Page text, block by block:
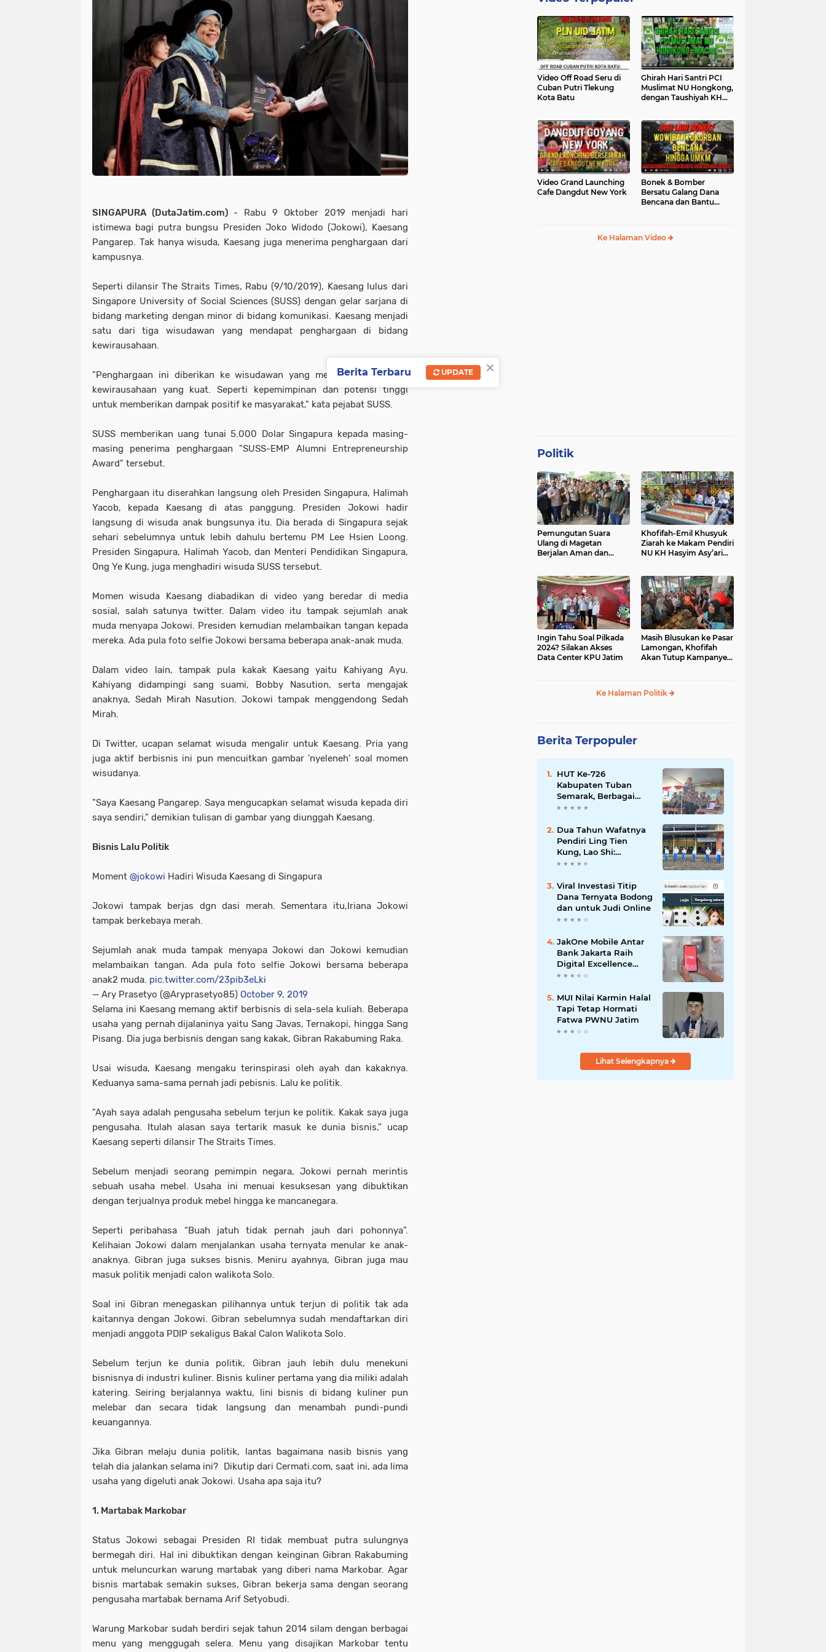
SINGAPURA (DutaJatim.com) - Rabu 9 Oktober 2019 menjadi hari
istimewa bagi putra bungsu Presiden Joko Widodo (Jokowi), Kaesang
Pangarep. Tak hanya wisuda, Kaesang juga menerima penghargaan dari
kampusnya.
Seperti dilansir The Straits Times, Rabu (9/10/2019), Kaesang lulus dari
Singapore University of Social Sciences (SUSS) dengan gelar sarjana di
bidang marketing dengan minor di bidang komunikasi. Kaesang menjadi
satu dari tiga wisudawan yang mendapat penghargaan di bidang
kewirausahaan.
"Penghargaan ini diberikan ke wisudawan yang menunjukkan atribut
kewirausahaan yang kuat. Seperti kepemimpinan dan potensi tinggi
untuk memberikan dampak positif ke masyarakat," kata pejabat SUSS.
SUSS memberikan uang tunai 5.000 Dolar Singapura kepada masing-
masing penerima penghargaan "SUSS-EMP Alumni Entrepreneurship
Award" tersebut.
Penghargaan itu diserahkan langsung oleh Presiden Singapura, Halimah
Yacob, kepada Kaesang di atas panggung. Presiden Jokowi hadir
langsung di wisuda anak bungsunya itu. Dia berada di Singapura sejak
sehari sebelumnya untuk lebih dahulu bertemu PM Lee Hsien Loong.
Presiden Singapura, Halimah Yacob, dan Menteri Pendidikan Singapura,
Ong Ye Kung, juga menghadiri wisuda SUSS tersebut.
Momen wisuda Kaesang diabadikan di video yang beredar di media
sosial, salah satunya twitter. Dalam video itu tampak sejumlah anak
muda menyapa Jokowi. Presiden kemudian melambaikan tangan kepada
mereka. Ada pula foto selfie Jokowi bersama beberapa anak-anak muda.
Dalam video lain, tampak pula kakak Kaesang yaitu Kahiyang Ayu.
Kahiyang didampingi sang suami, Bobby Nasution, serta mengajak
anaknya, Sedah Mirah Nasution. Jokowi tampak menggendong Sedah
Mirah.
Di Twitter, ucapan selamat wisuda mengalir untuk Kaesang. Pria yang
juga aktif berbisnis ini pun mencuitkan gambar 'nyeleneh' soal momen
wisudanya.
"Saya Kaesang Pangarep. Saya mengucapkan selamat wisuda kepada diri
saya sendiri," demikian tulisan di gambar yang diunggah Kaesang.
Bisnis Lalu Politik
Moment @jokowi Hadiri Wisuda Kaesang di Singapura
Jokowi tampak berjas dgn dasi merah. Sementara itu,Iriana Jokowi
tampak berkebaya merah.
Sejumlah anak muda tampak menyapa Jokowi dan Jokowi kemudian
melambaikan tangan. Ada pula foto selfie Jokowi bersama beberapa
anak2 muda. pic.twitter.com/23pib3eLki
— Ary Prasetyo (@Aryprasetyo85) October 9, 2019
Selama ini Kaesang memang aktif berbisnis di sela-sela kuliah. Beberapa
usaha yang pernah dijalaninya yaitu Sang Javas, Ternakopi, hingga Sang
Pisang. Dia juga berbisnis dengan sang kakak, Gibran Rakabuming Raka.
Usai wisuda, Kaesang mengaku terinspirasi oleh ayah dan kakaknya.
Keduanya sama-sama pernah jadi pebisnis. Lalu ke politik.
"Ayah saya adalah pengusaha sebelum terjun ke politik. Kakak saya juga
pengusaha. Itulah alasan saya tertarik masuk ke dunia bisnis," ucap
Kaesang seperti dilansir The Straits Times.
Sebelum menjadi seorang pemimpin negara, Jokowi pernah merintis
sebuah usaha mebel. Usaha ini menuai kesuksesan yang dibuktikan
dengan terjualnya produk mebel hingga ke mancanegara.
Seperti peribahasa “Buah jatuh tidak pernah jauh dari pohonnya”.
Kelihaian Jokowi dalam menjalankan usaha ternyata menular ke anak-
anaknya. Gibran juga sukses bisnis. Meniru ayahnya, Gibran juga mau
masuk politik menjadi calon walikota Solo.
Soal ini Gibran menegaskan pilihannya untuk terjun di politik tak ada
kaitannya dengan Jokowi. Gibran sebelumnya sudah mendaftarkan diri
menjadi anggota PDIP sekaligus Bakal Calon Walikota Solo.
Sebelum terjun ke dunia politik, Gibran jauh lebih dulu menekuni
bisnisnya di industri kuliner. Bisnis kuliner pertama yang dia miliki adalah
katering. Seiring berjalannya waktu, lini bisnis di bidang kuliner pun
melebar dan secara tidak langsung dan menambah pundi-pundi
keuangannya.
Jika Gibran melaju dunia politik, lantas bagaimana nasib bisnis yang
telah dia jalankan selama ini? Dikutip dari Cermati.com, saat ini, ada lima
usaha yang digeluti anak Jokowi. Usaha apa saja itu?
1. Martabak Markobar
Status Jokowi sebagai Presiden RI tidak membuat putra sulungnya
bermegah diri. Hal ini dibuktikan dengan keinginan Gibran Rakabuming
untuk meluncurkan warung martabak yang diberi nama Markobar. Agar
bisnis martabak semakin sukses, Gibran bekerja sama dengan seorang
pengusaha martabak bernama Arif Setyobudi.
Warung Markobar sudah berdiri sejak tahun 2014 silam dengan berbagai
menu yang menggugah selera. Menu yang disajikan Markobar tentu
Video Off Road Seru di
Cuban Putri Tlekung
Kota Batu
Ghirah Hari Santri PCI
Muslimat NU Hongkong,
dengan Taushiyah KH
Video Grand Launching
Cafe Dangdut New York
Bonek & Bomber
Bersatu Galang Dana
Bencana dan Bantu
Ke Halaman Video
Politik
Pemungutan Suara
Ulang di Magetan
Berjalan Aman dan
Khofifah-Emil Khusyuk
Ziarah ke Makam Pendiri
NU KH Hasyim Asy’ari
Ingin Tahu Soal Pilkada
2024? Silakan Akses
Data Center KPU Jatim
Masih Blusukan ke Pasar
Lamongan, Khofifah
Akan Tutup Kampanye
Ke Halaman Politik
Berita Terpopuler
HUT Ke-726
Kabupaten Tuban
Semarak, Berbagai
Prestasinya Pun
Dua Tahun Wafatnya
Pendiri Ling Tien
Kung, Lao Shi:
Amanah Harus Kita
Viral Investasi Titip
Dana Ternyata Bodong
dan untuk Judi Online
JakOne Mobile Antar
Bank Jakarta Raih
Digital Excellence
Awards 2026
MUI Nilai Karmin Halal
Tapi Tetap Hormati
Fatwa PWNU Jatim
Lihat Selengkapnya
×
Berita Terbaru UPDATE